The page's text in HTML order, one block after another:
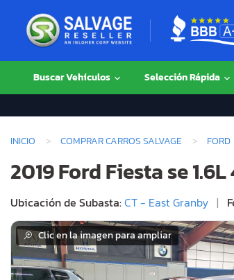
Buscar Vehículos Selección Rápida
INICIO COMPRAR CARROS SALVAGE FORD
2019 Ford Fiesta se
Ubicación de Subasta:CT - East Granby |
Clic en la imagen para ampliar